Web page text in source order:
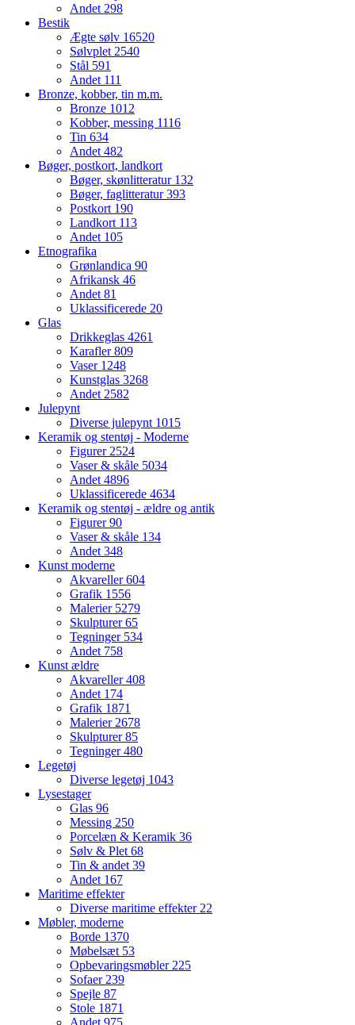
Andet298
Bestik
Ægte sølv 16520
Sølvplet2540
Stål 591
Andet 111
Bronze, kobber, tin m.m.
Bronze 1012
Kobber, messing 1116
Tin 634
Andet482
Bøger, postkort, landkort
Bøger, skønlitteratur 132
Bøger, faglitteratur393
Postkort 190
Landkort 113
Andet 105
Etnografika
Grønlandica 90
Afrikansk 46
Andet81
Uklassificerede 20
Glas
Drikkeglas 4261
Karafler809
Vaser 1248
Kunstglas 3268
Andet2582
Julepynt
Diverse julepynt 1015
Keramik og stentøj - Moderne
Figurer2524
Vaser & skåle 5034
Andet4896
Uklassificerede 4634
Keramik og stentøj - ældre og antik
Figurer90
Vaser & skåle 134
Andet348
Kunst moderne
Akvareller604
Grafik 1556
Malerier 5279
Skulpturer65
Tegninger 534
Andet 758
Kunst ældre
Akvareller408
Andet 174
Grafik 1871
Malerier2678
Skulpturer85
Tegninger480
Legetøj
Diverse legetøj 1043
Lysestager
Glas 96
Messing 250
Porcelæn & Keramik 36
Sølv & Plet68
Tin & andet39
Andet 167
Maritime effekter
Diverse maritime effekter22
Møbler, moderne
Borde 1370
Møbelsæt 53
Opbevaringsmøbler225
Sofaer239
Spejle 87
Stole 1871